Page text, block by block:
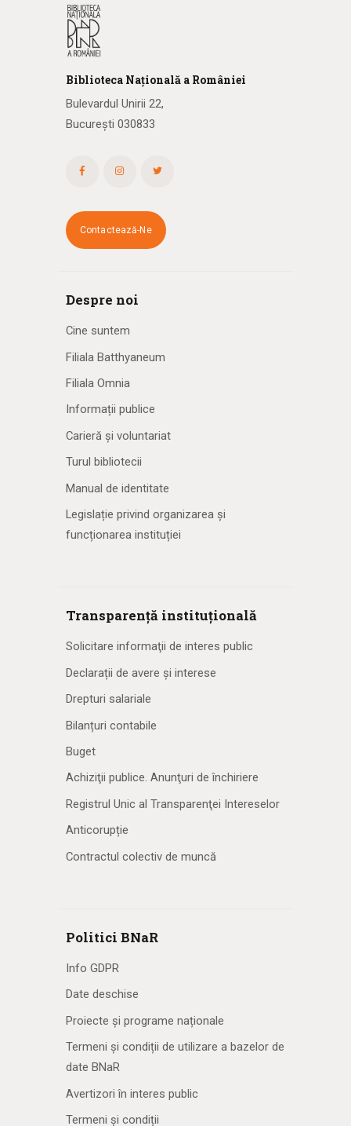
Biblioteca Națională a României
Bulevardul Unirii 22,
București 030833
Contactează-Ne
Despre noi
Cine suntem
Filiala Batthyaneum
Filiala Omnia
Informații publice
Carieră și voluntariat
Turul bibliotecii
Manual de identitate
Legislație privind organizarea și
funcționarea instituției
Transparență instituțională
Solicitare informaţii de interes public
Declarații de avere și interese
Drepturi salariale
Bilanțuri contabile
Buget
Achiziţii publice. Anunţuri de închiriere
Registrul Unic al Transparenţei Intereselor
Anticorupție
Contractul colectiv de muncă
Politici BNaR
Info GDPR
Date deschise
Proiecte și programe naționale
Termeni și condiții de utilizare a bazelor de
date BNaR
Avertizori în interes public
Termeni și condiții